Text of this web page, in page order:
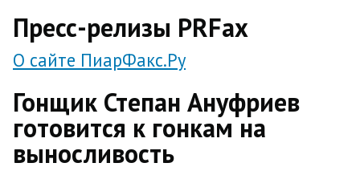
Пресс-релизы PRFax
О сайте ПиарФакс.Ру
Гонщик Степан Ануфриев
готовится к гонкам на
выносливость